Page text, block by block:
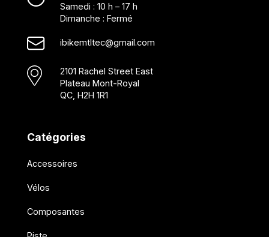
Samedi : 10 h – 17 h
Dimanche : Fermé
ibikemtltec@gmail.com
2101 Rachel Street East
Plateau Mont-Royal
QC, H2H 1R1
Catégories
Accessoires
Vélos
Composantes